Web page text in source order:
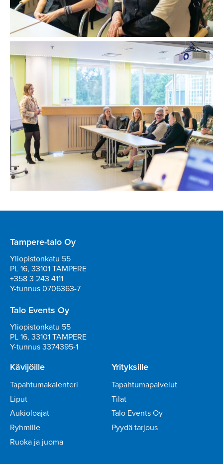
kuva
galleriassa:
Tampere-talo Oy
Yliopistonkatu 55
PL 16, 33101 TAMPERE
+358 3 243 4111
Y-tunnus 0706363-7
Talo Events Oy
Yliopistonkatu 55
PL 16, 33101 TAMPERE
Y-tunnus 3374395-1
Kävijöille
Tapahtumakalenteri
Liput
Aukioloajat
Ryhmille
Ruoka ja juoma
Yrityksille
Tapahtumapalvelut
Tilat
Talo Events Oy
Pyydä tarjous